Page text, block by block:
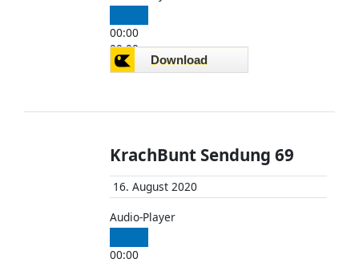
00:00
00:00
00:00
KrachBunt Sendung 69
16. August 2020
Audio-Player
00:00